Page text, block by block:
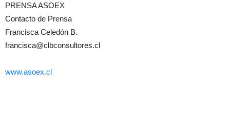
PRENSA ASOEX
Contacto de Prensa
Francisca Celedón B.
francisca@clbconsultores.cl
www.asoex.cl